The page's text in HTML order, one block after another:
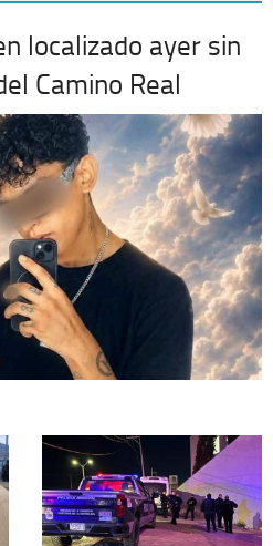
localizado ayer sin
Camino Real